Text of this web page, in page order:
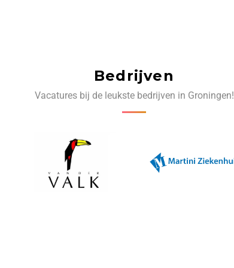
Bedrijven
Vacatures bij de leukste bedrijven in Groningen!